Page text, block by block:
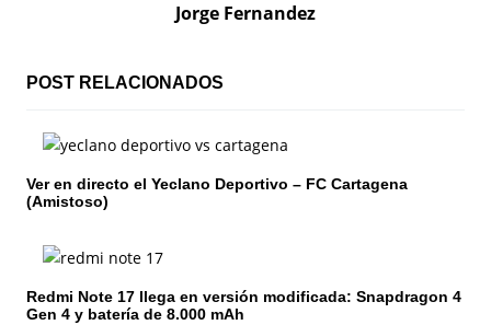
c
ó
n
d
e
Jorge Fernandez
POST RELACIONADOS
Ver en directo el Yeclano Deportivo – FC Cartagena
(Amistoso)
Redmi Note 17 llega en versión modificada: Snapdragon 4
Gen 4 y batería de 8.000 mAh